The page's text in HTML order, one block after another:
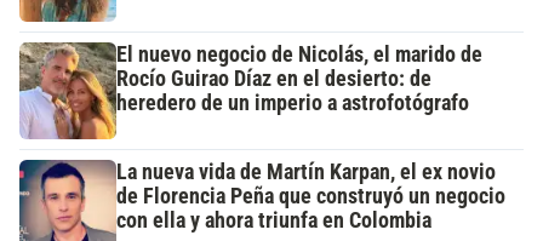
El nuevo negocio de Nicolás, el marido de
Rocío Guirao Díaz en el desierto: de
heredero de un imperio a astrofotógrafo
La nueva vida de Martín Karpan, el ex novio
de Florencia Peña que construyó un negocio
con ella y ahora triunfa en Colombia